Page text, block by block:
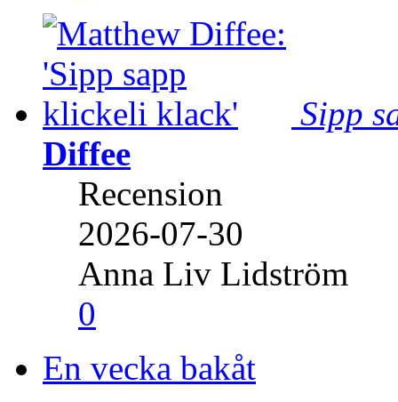
Sipp
Diffee
Recension
2026-07-30
Anna Liv Lidström
0
En vecka bakåt